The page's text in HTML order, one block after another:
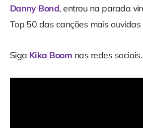
Danny Bond, entrou na parada
Top 50 das canções mais
Siga Kika Boom nas redes sociais.